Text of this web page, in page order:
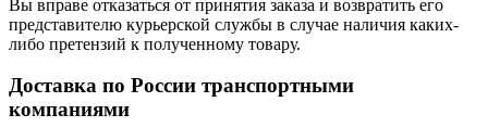
Вы вправе отказаться от принятия заказа и возвратить его
представителю курьерской службы в случае наличия каких-
либо претензий к полученному товару.
Доставка по России транспортными
компаниями